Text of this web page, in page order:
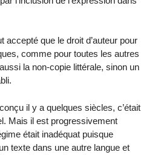
accepté que le droit d’auteur pour
comme pour toutes les autres
la non-copie littérale, sinon un
il y a quelques siècles, c’était
Mais il est progressivement
était inadéquat puisque
texte dans une autre langue et